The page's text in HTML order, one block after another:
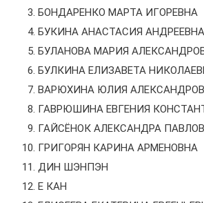
БОНДАРЕНКО МАРТА ИГОРЕВНА
БУКИНА АНАСТАСИЯ АНДРЕЕВНА
БУЛАНОВА МАРИЯ
БУЛКИНА ЕЛИЗАВЕТА
ВАРЮХИНА ЮЛИЯ
ГАВРЮШИНА ЕВГЕНИЯ
ГАЙСЁНОК АЛЕКСАНДРА
ГРИГОРЯН КАРИНА АРМЕНОВНА
ДИН ШЭНПЭН
Е КАН